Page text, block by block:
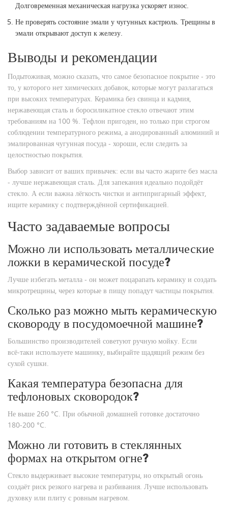
Долговременная механическая нагрузка ускоряет износ.
Не проверять состояние эмали у чугунных кастрюль. Трещины в
эмали открывают доступ к железу.
Выводы и рекомендации
Подытоживая, можно сказать, что самое безопасное покрытие - это
то, у которого нет химических добавок, которые могут разлагаться
при высоких температурах. Керамика без свинца и кадмия,
нержавеющая сталь и боросиликатное стекло отвечают этим
требованиям на 100 %. Тефлон пригоден, но только при строгом
соблюдении температурного режима, а анодированный алюминий и
эмалированная чугунная посуда - хороши, если следить за
целостностью покрытия.
Выбор зависит от ваших привычек: если вы часто жарите без масла
- лучше нержавеющая сталь. Для запекания идеально подойдёт
стекло. А если важна лёгкость чистки и антипригарный эффект,
ищите керамику с подтверждённой сертификацией.
Часто задаваемые вопросы
Можно ли использовать металлические
ложки в керамической посуде?
Лучше избегать металла - он может поцарапать керамику и создать
микротрещины, через которые в пищу попадут частицы покрытия.
Сколько раз можно мыть керамическую
сковороду в посудомоечной машине?
Большинство производителей советуют ручную мойку. Если
всё‑таки используете машинку, выбирайте щадящий режим без
сухой сушки.
Какая температура безопасна для
тефлоновых сковородок?
Не выше 260 °C. При обычной домашней готовке достаточно
180‑200 °C.
Можно ли готовить в стеклянных
формах на открытом огне?
Стекло выдерживает высокие температуры, но открытый огонь
создаёт риск резкого нагрева и разбивания. Лучше использовать
духовку или плиту с ровным нагревом.